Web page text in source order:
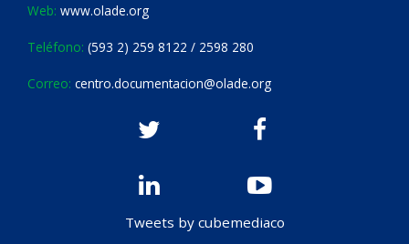
Web: www.olade.org
Teléfono: (593 2) 259 8122 / 2598 280
Correo: centro.documentacion@olade.org
Tweets by cubemediaco